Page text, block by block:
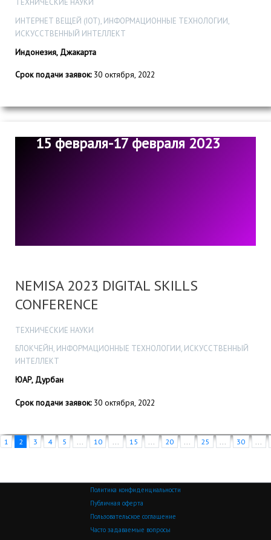
ТЕХНИЧЕСКИЕ НАУКИ
ИНТЕРНЕТ ВЕЩЕЙ (IOT), ИНФОРМАЦИОННЫЕ ТЕХНОЛОГИИ,
ИСКУССТВЕННЫЙ ИНТЕЛЛЕКТ
Индонезия, Джакарта
Срок подачи заявок:30 октября, 2022
15 февраля-17 февраля 2023
NEMISA 2023 DIGITAL SKILLS
CONFERENCE
ТЕХНИЧЕСКИЕ НАУКИ
БЛОКЧЕЙН, ИНФОРМАЦИОННЫЕ ТЕХНОЛОГИИ, ИСКУССТВЕННЫЙ
ИНТЕЛЛЕКТ
ЮАР, Дурбан
Срок подачи заявок:30 октября, 2022
1 2 3 4 5 10 15 20 25 30
Политика конфиденциальности
Публичная оферта
Пользовательское соглашение
Часто задаваемые вопросы